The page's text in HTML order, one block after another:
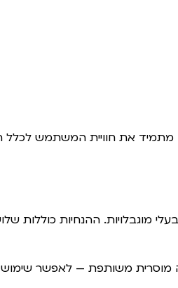
את חוויית המשתמש לכלל
מוסרית משותפת — לאפשר